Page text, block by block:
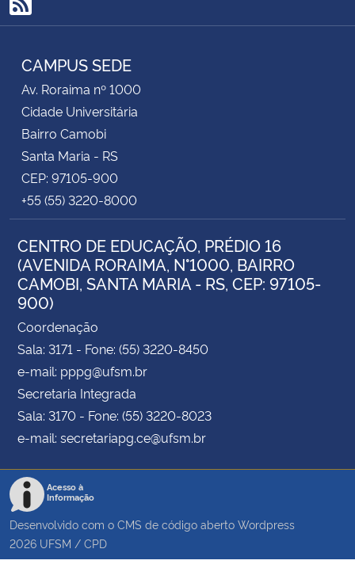
RSS
CAMPUS SEDE
Av. Roraima nº 1000
Cidade Universitária
Bairro Camobi
Santa Maria - RS
CEP: 97105-900
+55 (55) 3220-8000
CENTRO DE EDUCAÇÃO, PRÉDIO 16
(AVENIDA RORAIMA, N°1000, BAIRRO
CAMOBI, SANTA MARIA - RS, CEP: 97105-
900)
Coordenação
Sala: 3171 - Fone: (55) 3220-8450
e-mail: pppg@ufsm.br
Secretaria Integrada
Sala: 3170 - Fone: (55) 3220-8023
e-mail: secretariapg.ce@ufsm.br
Acesso à
Informação
Desenvolvido com o CMS de código aberto Wordpress
2026 UFSM / CPD